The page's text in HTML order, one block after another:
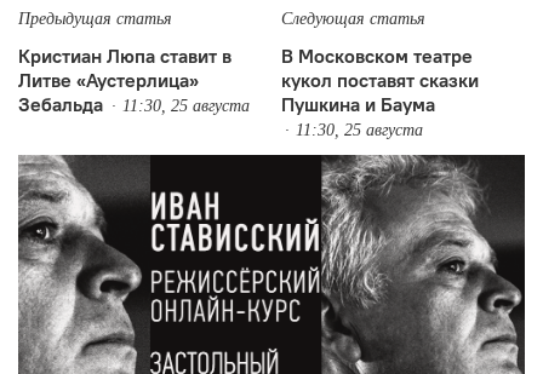
Предыдущая статья
Кристиан Люпа ставит в
Литве «Аустерлица»
Зебальда
11:30, 25 августа
Следующая статья
В Московском театре
кукол поставят сказки
Пушкина и Баума
11:30, 25 августа